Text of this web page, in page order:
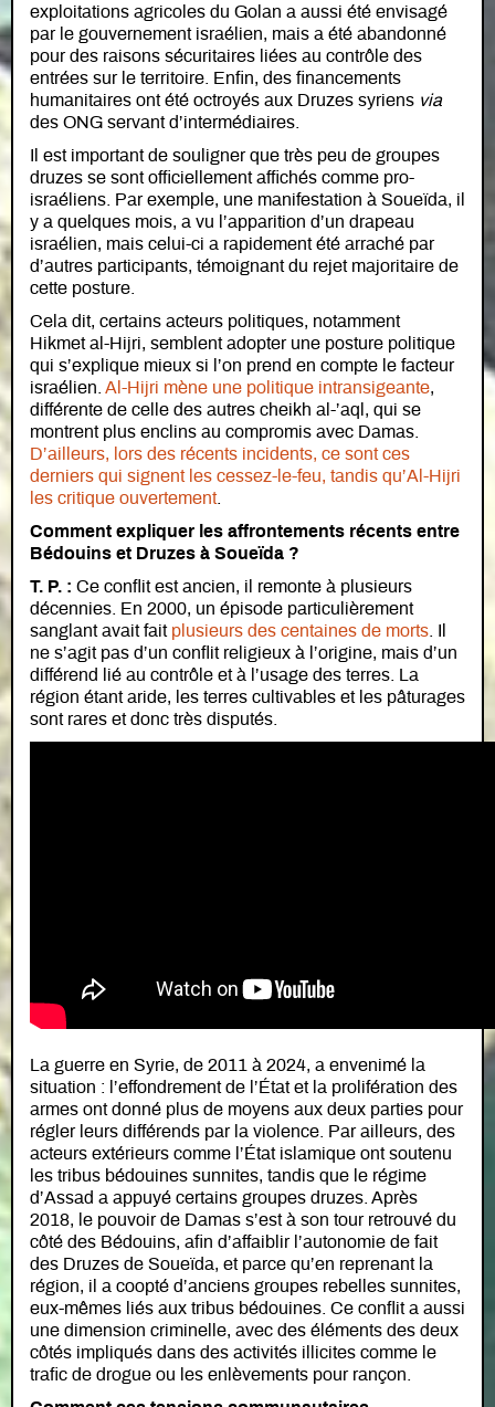
exploitations agricoles du Golan a aussi été envisagé
par le gouvernement israélien, mais a été abandonné
pour des raisons sécuritaires liées au contrôle des
entrées sur le territoire. Enfin, des financements
humanitaires ont été octroyés aux Druzes syriens via
des ONG servant d’intermédiaires.
Il est important de souligner que très peu de groupes
druzes se sont officiellement affichés comme pro-
israéliens. Par exemple, une manifestation à Soueïda, il
y a quelques mois, a vu l’apparition d’un drapeau
israélien, mais celui-ci a rapidement été arraché par
d’autres participants, témoignant du rejet majoritaire de
cette posture.
Cela dit, certains acteurs politiques, notamment
Hikmet al-Hijri, semblent adopter une posture politique
qui s’explique mieux si l’on prend en compte le facteur
israélien. Al-Hijri mène une politique intransigeante,
différente de celle des autres cheikh al-’aql, qui se
montrent plus enclins au compromis avec Damas.
D’ailleurs, lors des récents incidents, ce sont ces
derniers qui signent les cessez-le-feu, tandis qu’Al-Hijri
les critique ouvertement.
Comment expliquer les affrontements récents entre
Bédouins et Druzes à Soueïda ?
T. P. : Ce conflit est ancien, il remonte à plusieurs
décennies. En 2000, un épisode particulièrement
sanglant avait fait plusieurs des centaines de morts
ne s’agit pas d’un conflit religieux à l’origine, mais d’un
différend lié au contrôle et à l’usage des terres. La
région étant aride, les terres cultivables et les pâturages
sont rares et donc très disputés.
La guerre en Syrie, de 2011 à 2024, a envenimé la
situation : l’effondrement de l’État et la prolifération des
armes ont donné plus de moyens aux deux parties pour
régler leurs différends par la violence. Par ailleurs, des
acteurs extérieurs comme l’État islamique ont soutenu
les tribus bédouines sunnites, tandis que le régime
d’Assad a appuyé certains groupes druzes. Après
2018, le pouvoir de Damas s’est à son tour retrouvé du
côté des Bédouins, afin d’affaiblir l’autonomie de fait
des Druzes de Soueïda, et parce qu’en reprenant la
région, il a coopté d’anciens groupes rebelles sunnites,
eux-mêmes liés aux tribus bédouines. Ce conflit a aussi
une dimension criminelle, avec des éléments des deux
côtés impliqués dans des activités illicites comme le
trafic de drogue ou les enlèvements pour rançon.